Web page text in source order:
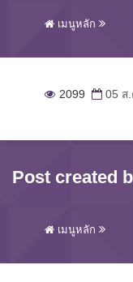
เมนูหลัก
2099 05 ส
Post created
เมนูหลัก